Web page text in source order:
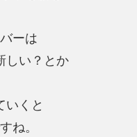
ーは
しい？とか
いくと
ね。